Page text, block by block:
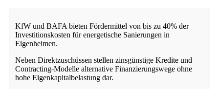
KfW und BAFA bieten Fördermittel von bis zu 40% der
Investitionskosten für energetische Sanierungen in
Eigenheimen.
Neben Direktzuschüssen stellen zinsgünstige Kredite und
Contracting-Modelle alternative Finanzierungswege ohne
hohe Eigenkapitalbelastung dar.